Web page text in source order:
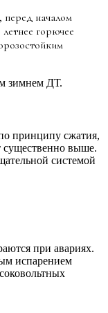
перед началом
горючее
зимнем ДТ.
принципу сжатия,
существенно выше.
системой
при авариях.
испарением